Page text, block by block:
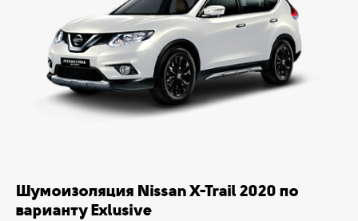
Шумоизоляция Nissan X-Trail 2020 по
варианту Exlusive